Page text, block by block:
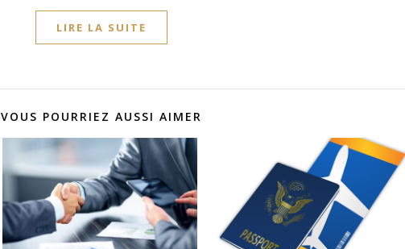
LIRE LA SUITE
VOUS POURRIEZ AUSSI AIMER